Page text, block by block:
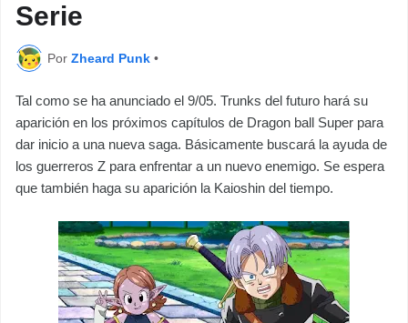
Serie
Por Zheard Punk •
Tal como se ha anunciado el 9/05. Trunks del futuro hará su
aparición en los próximos capítulos de Dragon ball Super para
dar inicio a una nueva saga. Básicamente buscará la ayuda de
los guerreros Z para enfrentar a un nuevo enemigo. Se espera
que también haga su aparición la Kaioshin del tiempo.